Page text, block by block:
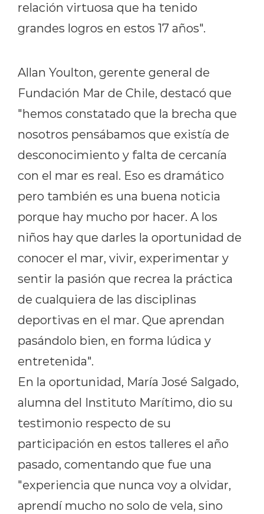
relación virtuosa que ha tenido
grandes logros en estos 17 años".
Allan Youlton, gerente general de
Fundación Mar de Chile, destacó que
"hemos constatado que la brecha que
nosotros pensábamos que existía de
desconocimiento y falta de cercanía
con el mar es real. Eso es dramático
pero también es una buena noticia
porque hay mucho por hacer. A los
niños hay que darles la oportunidad de
conocer el mar, vivir, experimentar y
sentir la pasión que recrea la práctica
de cualquiera de las disciplinas
deportivas en el mar. Que aprendan
pasándolo bien, en forma lúdica y
entretenida".
En la oportunidad, María José Salgado,
alumna del Instituto Marítimo, dio su
testimonio respecto de su
participación en estos talleres el año
pasado, comentando que fue una
"experiencia que nunca voy a olvidar,
aprendí mucho no solo de vela, sino